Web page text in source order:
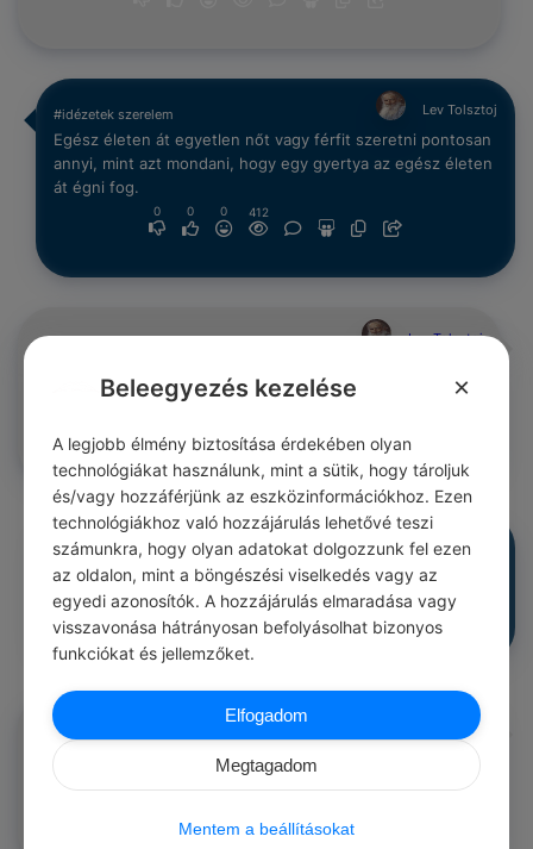
#idézetek szerelem Lev Tolsztoj
Egész életen át egyetlen nőt vagy férfit szeretni pontosan
annyi, mint azt mondani, hogy egy gyertya az egész életen
át égni fog.
0 0 0 412
#idézetek szépség Lev Tolsztoj
ahol a szépség, ott a jóság is.
#idézetek gondolat Lev Tolsztoj
Örülök annak, amim van, s nem búsulok azon, amim nincs.
0 0 0 412
#idézetek munka Lev Tolsztoj
Semmiféle tevékenységünk nem lehet állandó, ha egyéni
érdekünkben nincs meg a gyökere.
Beleegyezés kezelése ×
A legjobb élmény biztosítása érdekében olyan
technológiákat használunk, mint a sütik, hogy tároljuk
és/vagy hozzáférjünk az eszközinformációkhoz. Ezen
technológiákhoz való hozzájárulás lehetővé teszi
számunkra, hogy olyan adatokat dolgozzunk fel ezen
az oldalon, mint a böngészési viselkedés vagy az
egyedi azonosítók. A hozzájárulás elmaradása vagy
visszavonása hátrányosan befolyásolhat bizonyos
funkciókat és jellemzőket.
Elfogadom
Megtagadom
Mentem a beállításokat